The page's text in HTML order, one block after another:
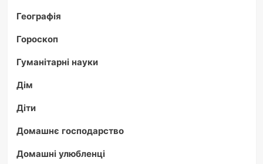
Географія
Гороскоп
Гуманітарні науки
Дім
Діти
Домашнє господарство
Домашні улюбленці